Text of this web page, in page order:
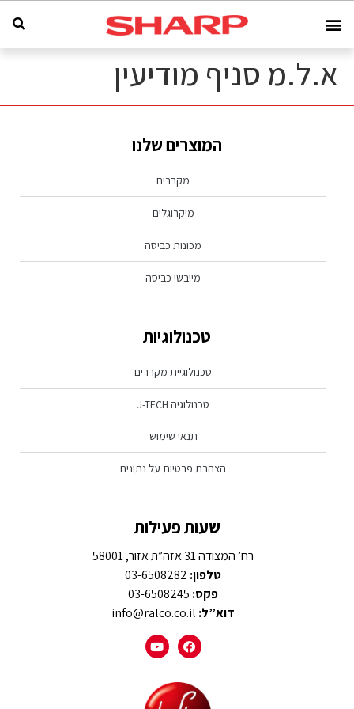
א.ל.מ סניף מודיעין
המוצרים שלנו
מקררים
מיקרוגלים
מכונות כביסה
מייבשי כביסה
טכנולוגיות
טכנולוגיית מקררים
טכנולוגיה J-TECH
תנאי שימוש
הצהרת פרטיות על נתונים
שעות פעילות
רח’ המצודה 31 אזה”ת אזור, 58001
טלפון:
פקס:
דוא”ל: